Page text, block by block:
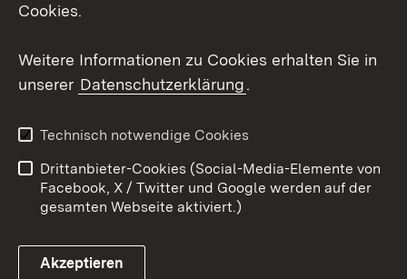
Youtube
Link zum Landesportal
Kontakt
Datenschutz
Barrierefreiheit
Impressum Cookies
Cookies.
Weitere Informationen zu Cookies erhalten Sie in
unserer Datenschutzerklärung.
Technisch notwendige Cookies
Drittanbieter-Cookies (Social-Media-Elemente von
Facebook, X / Twitter und Google werden auf der
gesamten Webseite aktiviert.)
Akzeptieren